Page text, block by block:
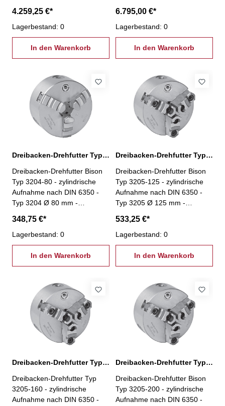
relevanten Baugruppen -
Futterkörper aus Guss -
einteilige Backen- inkl. je 1
Satz harter einteiliger
Bohrbacken und harter
Spannschlüssel,
Befestigungsschrauben
4.259,25 €*
Lagerbestand: 0
In den Warenkorb
relevanten Baugruppen -
Futterkörper aus Guss -
einteilige Backen- inkl. je 1
Satz harter einteiliger
Bohrbacken und harter
Spannschlüssel,
Befestigungsschrauben
6.795,00 €*
Lagerbestand: 0
In den Warenkorb
Dreibacken-Drehfutter Typ 3204-80
Dreibacken-Drehfutter Bison
Typ 3204-80 - zylindrische
Aufnahme nach DIN 6350 -
Typ 3204 Ø 80 mm -
relevanten Baugruppen -
Futterkörper aus Guss -
einteilige Backen- inkl. je 1
Satz harter einteiliger
Bohrbacken und harter
Spannschlüssel,
Befestigungsschrauben
348,75 €*
Lagerbestand: 0
In den Warenkorb
Dreibacken-Drehfutter Typ 3205-125
Dreibacken-Drehfutter Bison
Typ 3205-125 - zylindrische
Aufnahme nach DIN 6350 -
Typ 3205 Ø 125 mm -
relevanten Baugruppen -
Futterkörper aus Guss -
geteilte Backen- inkl. je 1 Satz
harter Aufsatzbacken und
harter Grundbacken,
Befestigungsschrauben
533,25 €*
Lagerbestand: 0
In den Warenkorb
Dreibacken-Drehfutter Typ 3205-160
Dreibacken-Drehfutter Typ
3205-160 - zylindrische
Aufnahme nach DIN 6350 -
Dreibacken-Drehfutter Typ 3205-200
Dreibacken-Drehfutter Bison
Typ 3205-200 - zylindrische
Aufnahme nach DIN 6350 -